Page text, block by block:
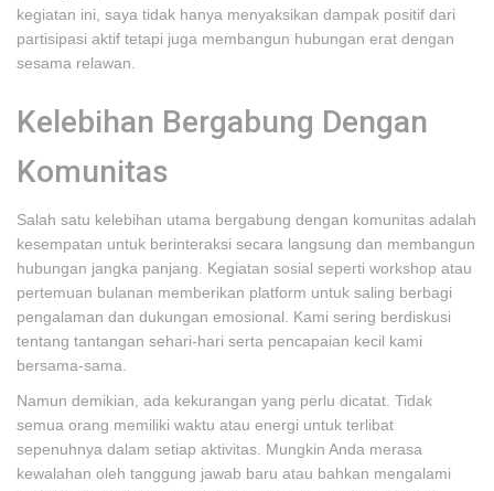
kegiatan ini, saya tidak hanya menyaksikan dampak positif dari
partisipasi aktif tetapi juga membangun hubungan erat dengan
sesama relawan.
Kelebihan Bergabung Dengan
Komunitas
Salah satu kelebihan utama bergabung dengan komunitas adalah
kesempatan untuk berinteraksi secara langsung dan membangun
hubungan jangka panjang. Kegiatan sosial seperti workshop atau
pertemuan bulanan memberikan platform untuk saling berbagi
pengalaman dan dukungan emosional. Kami sering berdiskusi
tentang tantangan sehari-hari serta pencapaian kecil kami
bersama-sama.
Namun demikian, ada kekurangan yang perlu dicatat. Tidak
semua orang memiliki waktu atau energi untuk terlibat
sepenuhnya dalam setiap aktivitas. Mungkin Anda merasa
kewalahan oleh tanggung jawab baru atau bahkan mengalami